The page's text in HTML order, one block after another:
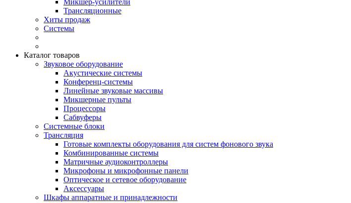
Микшер-усилители
Трансляционные
Хиты продаж
Системы
Каталог товаров
Звуковое оборудование
Акустические системы
Конференц-системы
Линейные звуковые массивы
Микшерные пульты
Процессоры
Сабвуферы
Системные блоки
Трансляция
Готовые комплекты оборудования для систем фонового звука
Комбинированные системы
Матричные аудиоконтроллеры
Микрофоны и микрофонные панели
Оптическое и сетевое оборудование
Аксессуары
Шкафы аппаратные и принадлежности